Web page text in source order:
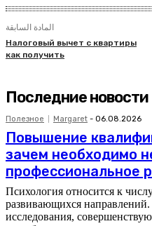
المادة السابقة
Налоговый вычет с квартиры
как получить
Последние новости
Полезное Margaret - 06.08.2026
Повышение
зачем необходимо
профессиональное
Психология относится к
развивающихся
исследования,